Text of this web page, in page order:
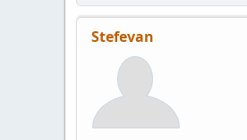
Stefevan